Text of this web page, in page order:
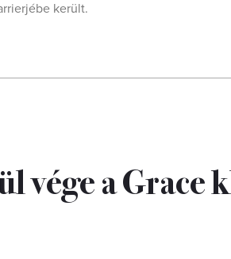
került.
vége a Grace